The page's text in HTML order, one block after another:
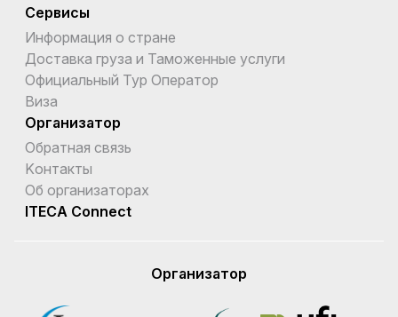
Сервисы
Информация о стране
Доставка груза и Таможенные услуги
Официальный Тур Оператор
Виза
Организатор
Обратная связь
Kонтакты
Об организаторах
ITECA Connect
Организатор